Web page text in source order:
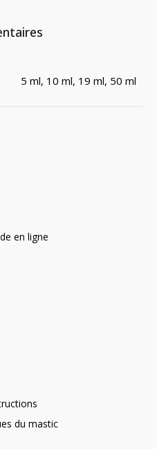
5 ml, 10 ml, 19 ml, 50 ml
en ligne
du mastic